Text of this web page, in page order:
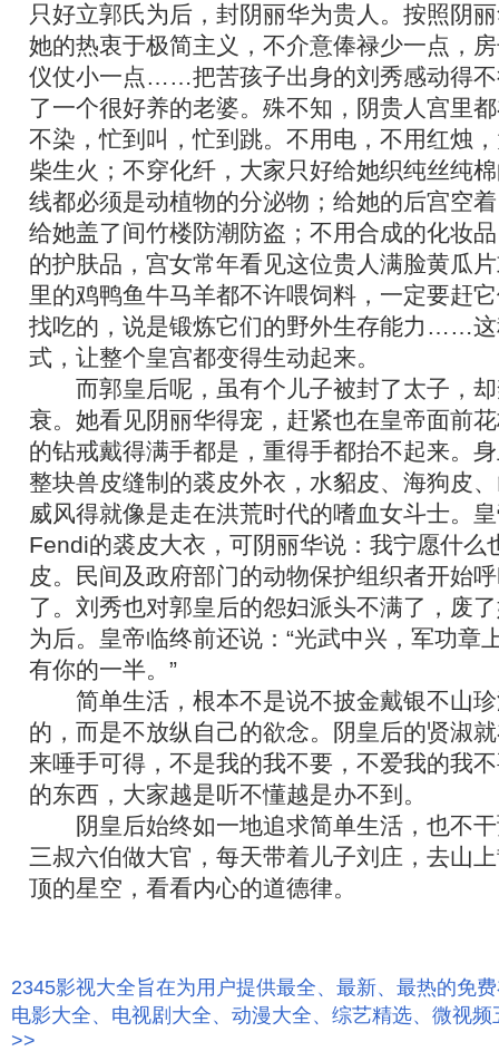
只好立郭氏为后，封阴丽华为贵人。按照阴
她的热衷于极简主义，不介意俸禄少一点，
仪仗小一点……把苦孩子出身的刘秀感动得
了一个很好养的老婆。殊不知，阴贵人宫里
不染，忙到叫，忙到跳。不用电，不用红烛
柴生火；不穿化纤，大家只好给她织纯丝纯
线都必须是动植物的分泌物；给她的后宫空
给她盖了间竹楼防潮防盗；不用合成的化妆
的护肤品，宫女常年看见这位贵人满脸黄瓜
里的鸡鸭鱼牛马羊都不许喂饲料，一定要赶
找吃的，说是锻炼它们的野外生存能力……
式，让整个皇宫都变得生动起来。
而郭皇后呢，虽有个儿子被封了太子，却
衰。她看见阴丽华得宠，赶紧也在皇帝面前
的钻戒戴得满手都是，重得手都抬不起来。
整块兽皮缝制的裘皮外衣，水貂皮、海狗皮
威风得就像是走在洪荒时代的嗜血女斗士。
Fendi的裘皮大衣，可阴丽华说：我宁愿什么
皮。民间及政府部门的动物保护组织者开始
了。刘秀也对郭皇后的怨妇派头不满了，废
为后。皇帝临终前还说：“光武中兴，军功章
有你的一半。”
简单生活，根本不是说不披金戴银不山珍
的，而是不放纵自己的欲念。阴皇后的贤淑
来唾手可得，不是我的我不要，不爱我的我
的东西，大家越是听不懂越是办不到。
阴皇后始终如一地追求简单生活，也不干
三叔六伯做大官，每天带着儿子刘庄，去山
顶的星空，看看内心的道德律。
2345影视大全旨在为用户提供最全、最新、最热的免
电影大全、电视剧大全、动漫大全、综艺精选、微视
>>